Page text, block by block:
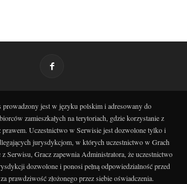
jest w języku polskim i adresowany do
zamieszkałych na terytoriach, gdzie korzystanie z
prawem. Uczestnictwo w Serwisie jest dozwolone tylko i
jurysdykcjom, w których uczestnictwo w Grach
Serwisu, Gracz zapewnia Administratora, że uczestnictwo
dozwolone i ponosi pełną odpowiedzialność przed
prawdziwość złożonego przez siebie oświadczenia.